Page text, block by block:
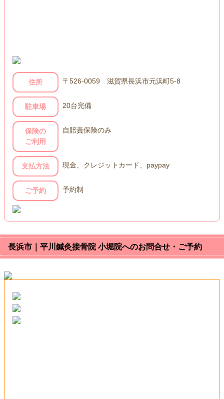
住所 〒526-0059 滋賀県長浜市元浜町5-8
駐車場 20台完備
保険の
ご利用
自賠責保険のみ
支払方法 現金、クレジットカード、paypay
ご予約 予約制
長浜市｜平川鍼灸接骨院 小堀院へのお問合せ・ご予約